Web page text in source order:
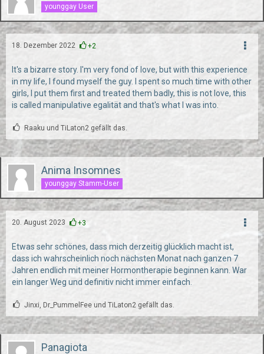
younggay User
18. Dezember 2022 +2
It's a bizarre story. I'm very fond of love, but with this experience
in my life, I found myself the guy. I spent so much time with other
girls, I put them first and treated them badly, this is not love, this
is called manipulative egalität and that's what I was into.
Raaku und TiLaton2 gefällt das.
Anima Insomnes
younggay Stamm-User
20. August 2023 +3
Etwas sehr schönes, dass mich derzeitig glücklich macht ist,
dass ich wahrscheinlich noch nächsten Monat nach ganzen 7
Jahren endlich mit meiner Hormontherapie beginnen kann. War
ein langer Weg und definitiv nicht immer einfach.
Jinxi, Dr_PummelFee und TiLaton2 gefällt das.
Panagiota